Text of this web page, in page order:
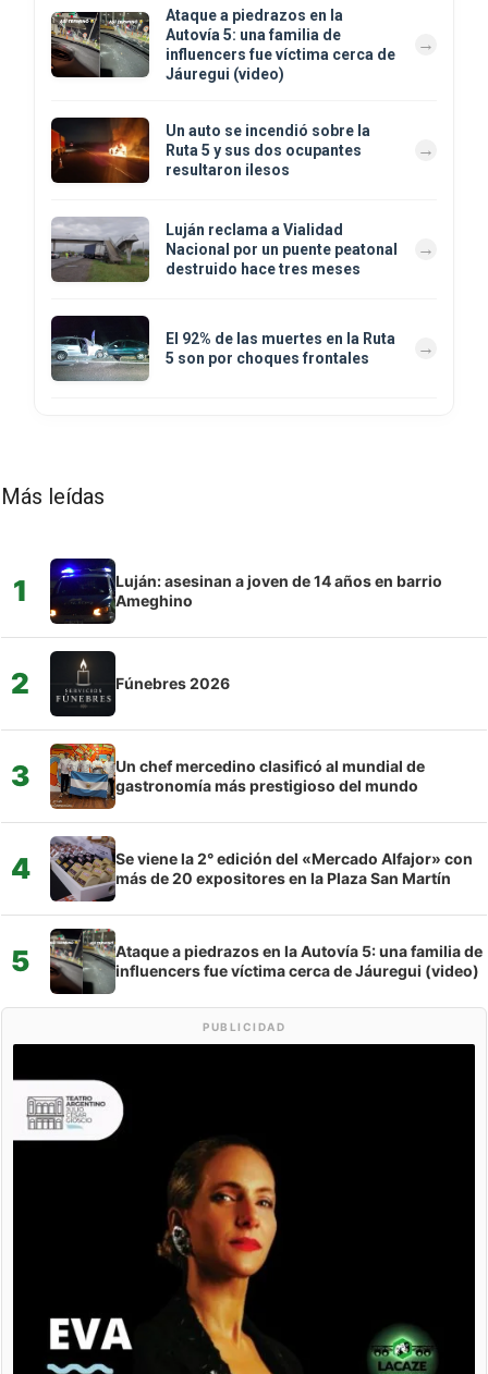
Ataque a piedrazos en la
Autovía 5: una familia de
influencers fue víctima cerca de
Jáuregui (video)
Un auto se incendió sobre la
Ruta 5 y sus dos ocupantes
resultaron ilesos
Luján reclama a Vialidad
Nacional por un puente peatonal
destruido hace tres meses
El 92% de las muertes en la Ruta
5 son por choques frontales
Más leídas
1
Luján: asesinan a joven de 14 años en barrio
Ameghino
2 Fúnebres 2026
3
Un chef mercedino clasificó al mundial de
gastronomía más prestigioso del mundo
4
Se viene la 2° edición del «Mercado Alfajor» con
más de 20 expositores en la Plaza San Martín
5
Ataque a piedrazos en la Autovía 5: una familia de
influencers fue víctima cerca de Jáuregui (video)
PUBLICIDAD